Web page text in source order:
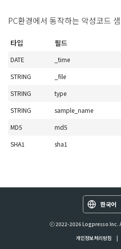
PC환경에서 동작하는 악성코드
타입 필드
DATE _time
STRING
_file
STRING
type
STRING
sample_name
MD5
md5
SHA1
sha1
한국어
ⓒ 2022-2026 Logpresso Inc.
개인정보처리방침
|